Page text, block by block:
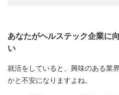
あなたがヘルステック企業に
い
就活をしていると、興味のある業
かと不安になりますよね。